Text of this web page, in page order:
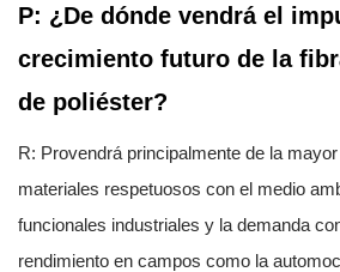
P: ¿De dónde vendrá el
crecimiento futuro de la
de poliéster?
R: Provendrá principalmente de la
materiales respetuosos con el medio
funcionales industriales y la demanda
rendimiento en campos como la